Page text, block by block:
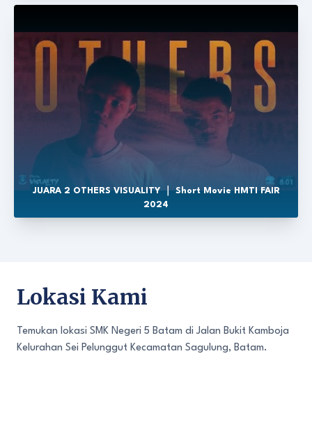
JUARA 2 OTHERS VISUALITY ｜ Short Movie HMTI FAIR
2024
Lokasi Kami
Temukan lokasi SMK Negeri 5 Batam di Jalan Bukit Kamboja
Kelurahan Sei Pelunggut Kecamatan Sagulung, Batam.